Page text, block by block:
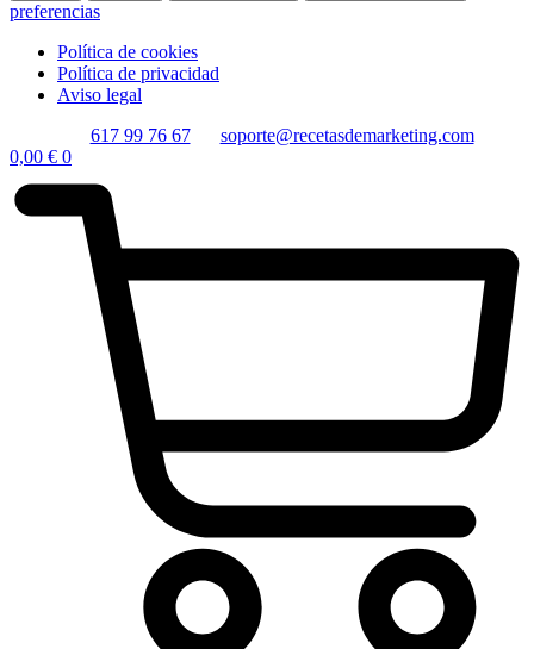
preferencias
Política de cookies
Política de privacidad
Aviso legal
617 99 76 67
soporte@recetasdemarketing.com
0,00 € 0